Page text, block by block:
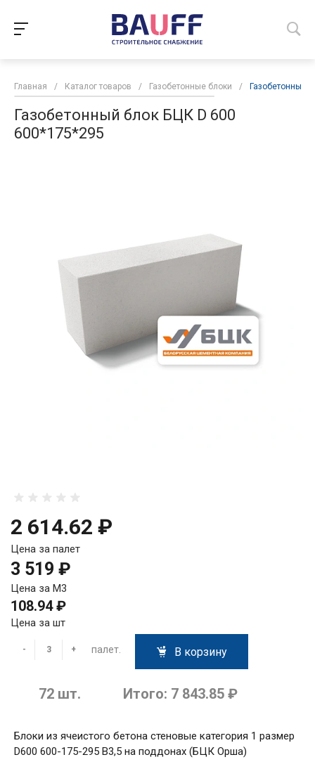
Главная / Каталог товаров / Газобетонные блоки / Газобетонный
Газобетонный блок БЦК D 600
600*175*295
2 614.62 ₽
Цена за палет
3 519 ₽
Цена за М3
108.94 ₽
Цена за шт
- + палет. В корзину
72 шт. Итого: 7 843.85 ₽
Блоки из ячеистого бетона стеновые категория 1 размер
D600 600-175-295 В3,5 на поддонах (БЦК Орша)